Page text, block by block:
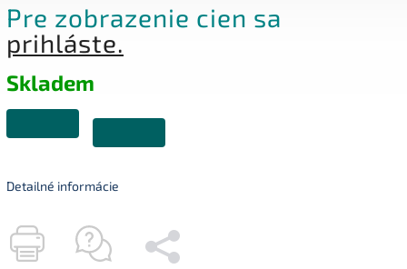
Pre zobrazenie cien sa
prihláste.
Skladem
Detailné informácie